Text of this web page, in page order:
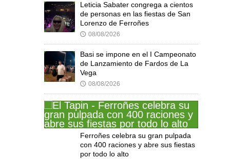
Leticia Sabater congrega a cientos
de personas en las fiestas de San
Lorenzo de Ferroñes
🕔 08/08/2026
Basi se impone en el I Campeonato
de Lanzamiento de Fardos de La
Vega
🕔 08/08/2026
Ferroñes celebra su gran pulpada
con 400 raciones y abre sus fiestas
por todo lo alto